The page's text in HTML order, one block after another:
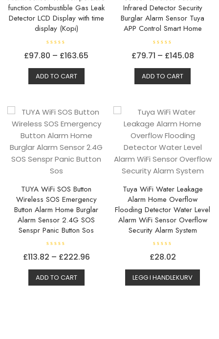
function Combustible Gas Leak
Detector LCD Display with time
display (Kopi)
V
u
d
e
r
t
5
£97.80 – £163.65 Prisområde:
ADD TO CART
Dette
varianter.
Alternativene
kan
velges
på
produktsiden
Infrared Detector Security
Burglar Alarm Sensor Tuya
APP Control Smart Home
V
u
d
e
r
t
5
£79.71 – £145.08
ADD TO CART
Dette
kan
velges
på
TUYA WiFi SOS Button
Wireless SOS Emergency
Button Alarm Home Burglar
Alarm Sensor 2.4G SOS
Senspr Panic Button Sos
V
u
d
e
r
t
£113.82 – £222.96Prisområde:
ADD TO CART
Dette
Tuya WiFi Water Leakage
Alarm Home Overflow
Flooding Detector Water Level
Alarm WiFi Sensor Overflow
Security Alarm System
V
u
d
e
r
t
£28.02
LEGG I HANDLEKURV